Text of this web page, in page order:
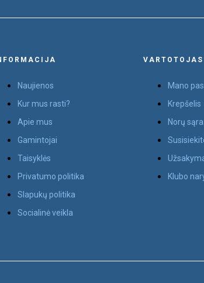
Naujienos
Kur mus rasti?
Apie mus
Gamintojai
Taisyklės
Privatumo politika
Slapukų politika
Socialinė veikla
VARTOTOJAS
Mano
Krepšelis
Norų
Klubo